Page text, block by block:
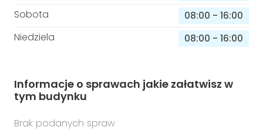
Sobota
08:00 - 16:00
Niedziela
08:00 - 16:00
Informacje o sprawach jakie załatwisz w
tym budynku
Brak podanych spraw